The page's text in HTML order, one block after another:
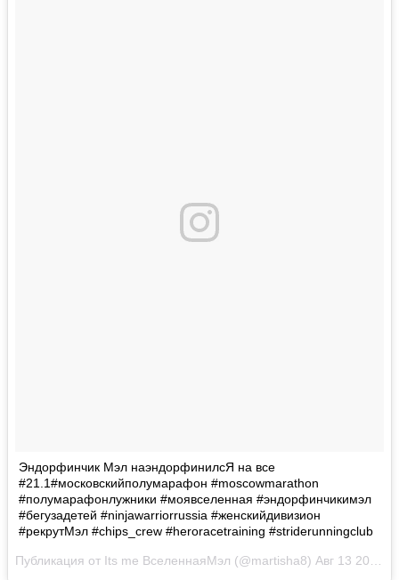
Эндорфинчик Мэл наэндорфинилсЯ на все
#21.1#московскийполумарафон #moscowmarathon
#полумарафонлужники #моявселенная #эндорфинчикимэл
#бегузадетей #ninjawarriorrussia #женскийдивизион
#рекрутМэл #chips_crew #heroracetraining #striderunningclub
Публикация от Its me ВселеннаяМэл (@martisha8) Авг 13 2017 в 12:58 PDT